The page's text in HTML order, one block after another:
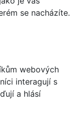
se nacházíte.
webových
interagují s
a hlásí